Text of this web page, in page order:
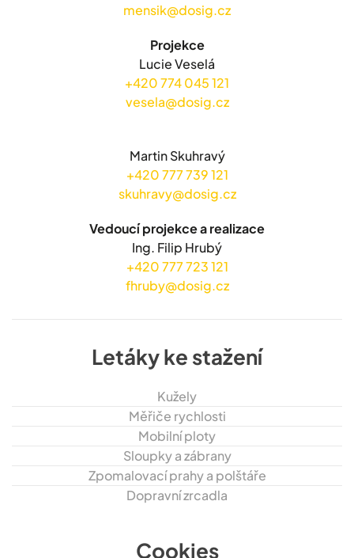
mensik@dosig.cz
Projekce
Lucie Veselá
+420 774 045 121
vesela@dosig.cz
Martin Skuhravý
+420 777 739 121
skuhravy@dosig.cz
Vedoucí projekce a realizace
Ing. Filip Hrubý
+420 777 723 121
fhruby@dosig.cz
Letáky ke stažení
Kužely
Měřiče rychlosti
Mobilní ploty
Sloupky a zábrany
Zpomalovací prahy a polštáře
Dopravní zrcadla
Cookies